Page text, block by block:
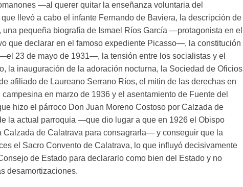
—al querer quitar la enseñanza voluntaria del
llevó a cabo el infante Fernando de Baviera, la descripción de
una pequeña biografía de Ismael Ríos García —protagonista en el
que declarar en el famoso expediente Picasso—, la constitución
23 de mayo de 1931—, la tensión entre los socialistas y el
la inauguración de la adoración nocturna, la Sociedad de Oficios
afiliado de Laureano Serrano Ríos, el mitin de las derechas en
en marzo de 1936 y el asentamiento de Fuente del
hizo el párroco Don Juan Moreno Costoso por Calzada de
la actual parroquia —que dio lugar a que en 1926 el Obispo
Calzada de Calatrava para consagrarla— y conseguir que la
el Sacro Convento de Calatrava, lo que influyó decisivamente
de Estado para declararlo como bien del Estado y no
desamortizaciones.